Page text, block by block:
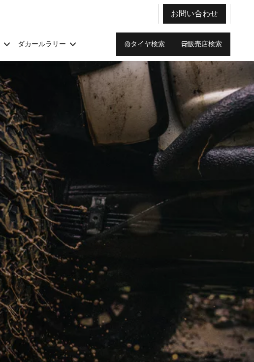
お問い合わせ
ダカールラリー タイヤ検索 販売店検索